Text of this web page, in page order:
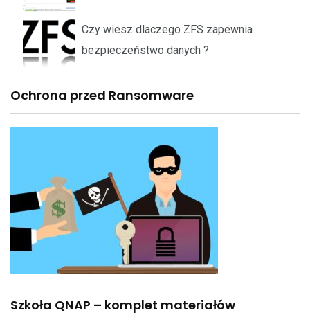
Czy wiesz dlaczego ZFS zapewnia
bezpieczeństwo danych ?
Ochrona przed Ransomware
Szkoła QNAP – komplet materiałów